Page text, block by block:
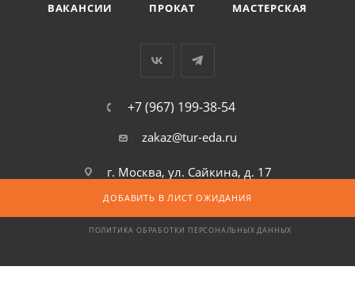
ДОБАВИТЬ В ЛИСТ ОЖИДАНИЯ
ВАКАНСИИ
ПРОКАТ МАСТЕРСКАЯ
+7 (967) 199-38-54
zakaz@tur-eda.ru
г. Москва, ул. Сайкина, д. 17
ПОЛИТИКА ОБРАБОТКИ ПЕРСОНАЛЬНЫХ ДАННЫХ